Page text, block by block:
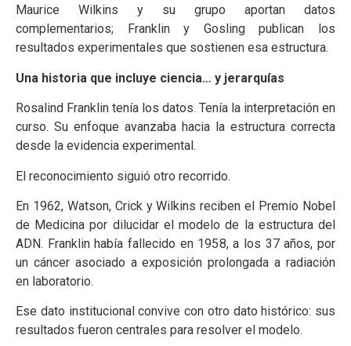
Maurice Wilkins y su grupo aportan datos
complementarios; Franklin y Gosling publican los
resultados experimentales que sostienen esa estructura.
Una historia que incluye ciencia… y jerarquías
Rosalind Franklin tenía los datos. Tenía la interpretación en
curso. Su enfoque avanzaba hacia la estructura correcta
desde la evidencia experimental.
El reconocimiento siguió otro recorrido.
En 1962, Watson, Crick y Wilkins reciben el Premio Nobel
de Medicina por dilucidar el modelo de la estructura del
ADN. Franklin había fallecido en 1958, a los 37 años, por
un cáncer asociado a exposición prolongada a radiación
en laboratorio.
Ese dato institucional convive con otro dato histórico: sus
resultados fueron centrales para resolver el modelo.